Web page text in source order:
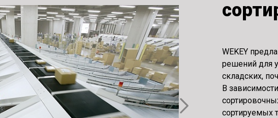
WEKEY
решений для
складских,
В
сортируемых